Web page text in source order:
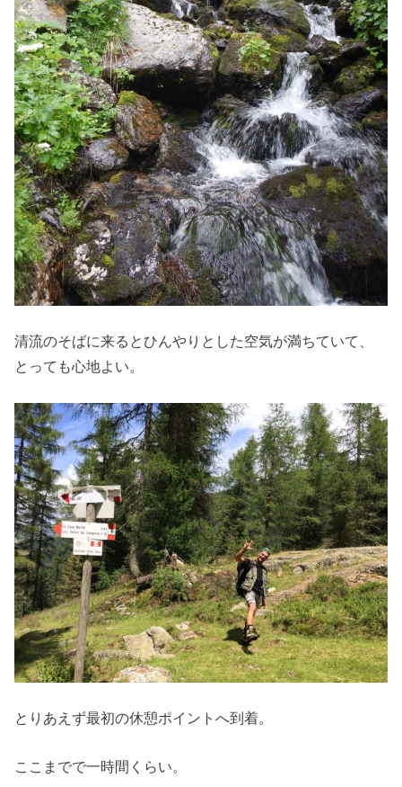
清流のそばに来るとひんやりとした空気が満ちていて、
とっても心地よい。
とりあえず最初の休憩ポイントへ到着。
ここまでで一時間くらい。